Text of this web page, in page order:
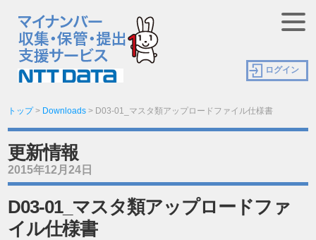
ログイン
トップ> Downloads > D03-01_マスタ類アップロードファイル仕様書
更新情報
2015年12月24日
D03-01_マスタ類アップロードファ
イル仕様書